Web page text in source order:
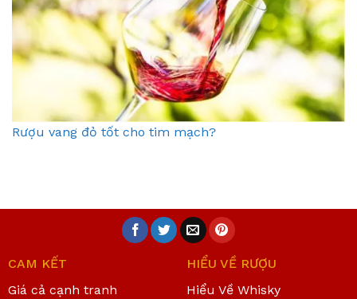
Rượu vang đỏ tốt cho tim mạch?
CAM KẾT
Giá cả cạnh tranh
HIỂU VỀ RƯỢU
Hiểu Về Whisky